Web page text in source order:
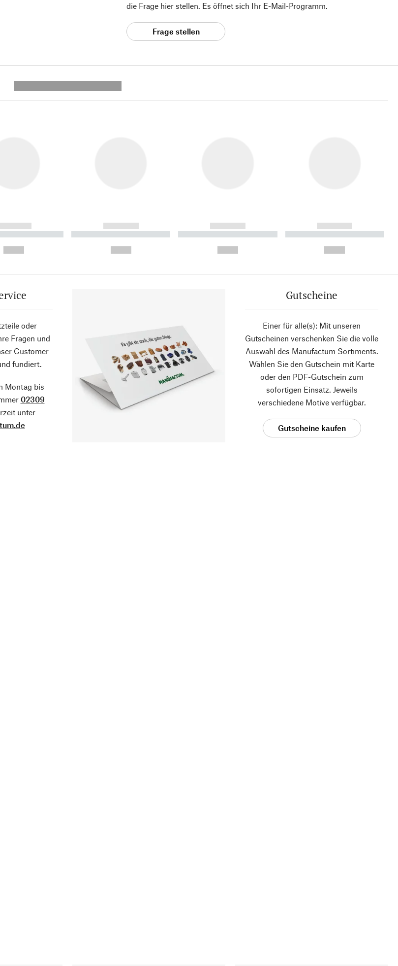
die Frage hier stellen. Es öffnet sich Ihr E-Mail-Programm.
Frage stellen
----------
------------
----------- ----------- ----------
------------
----------- ----------- ----------
------------
----------- ----------- ----------
oder
Fragen und
Customer
fundiert.
Montag bis
02309
unter
Gutscheine
Einer für alle(s): Mit unseren
Gutscheinen verschenken Sie die volle
Auswahl des Manufactum Sortiments.
Wählen Sie den Gutschein mit Karte
oder den PDF-Gutschein zum
sofortigen Einsatz. Jeweils
verschiedene Motive verfügbar.
Gutscheine kaufen